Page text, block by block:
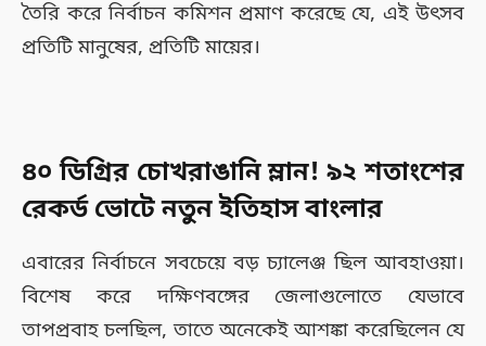
তৈরি করে নির্বাচন কমিশন প্রমাণ করেছে যে, এই উৎসব
প্রতিটি মানুষের, প্রতিটি মায়ের।
৪০ ডিগ্রির চোখরাঙানি ম্লান! ৯২ শতাংশের
রেকর্ড ভোটে নতুন ইতিহাস বাংলার
এবারের নির্বাচনে সবচেয়ে বড় চ্যালেঞ্জ ছিল আবহাওয়া।
বিশেষ করে দক্ষিণবঙ্গের জেলাগুলোতে যেভাবে
তাপপ্রবাহ চলছিল, তাতে অনেকেই আশঙ্কা করেছিলেন যে